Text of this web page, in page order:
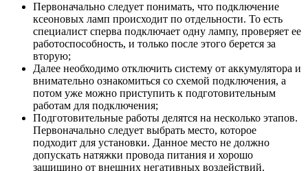
Первоначально следует понимать, что подключение
ксеоновых ламп происходит по отдельности. То есть
специалист сперва подключает одну лампу, проверяет ее
работоспособность, и только после этого берется за
вторую;
Далее необходимо отключить систему от аккумулятора и
внимательно ознакомиться со схемой подключения, а
потом уже можно приступить к подготовительным
работам для подключения;
Подготовительные работы делятся на несколько этапов.
Первоначально следует выбрать место, которое
подходит для установки. Данное место не должно
допускать натяжки провода питания и хорошо
защищино от внешних негативных воздействий.